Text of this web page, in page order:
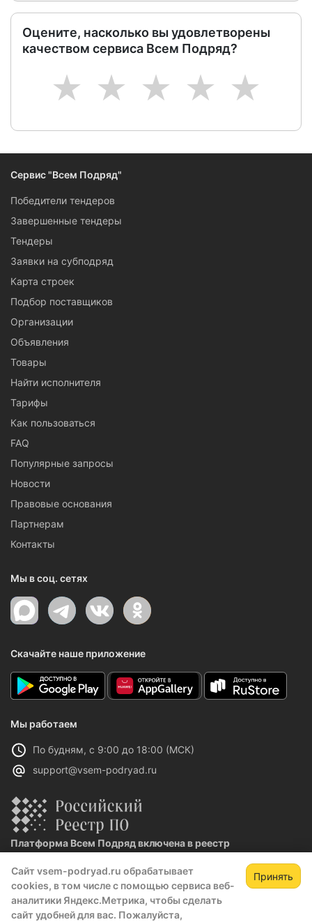
Сайт vsem-podryad.ru обрабатывает
cookies, в том числе с помощью сервиса веб-
аналитики Яндекс.Метрика, чтобы сделать
сайт удобней для вас. Пожалуйста,
Принять
Оцените, насколько вы удовлетворены
качеством сервиса Всем Подряд?
5
4
3
2
1
Сервис "Всем Подряд"
Победители тендеров
Завершенные тендеры
Тендеры
Заявки на субподряд
Карта строек
Подбор поставщиков
Организации
Объявления
Товары
Найти исполнителя
Тарифы
Как пользоваться
FAQ
Популярные запросы
Новости
Правовые основания
Партнерам
Контакты
Мы в соц. сетях
Скачайте наше приложение
Мы работаем
По будням, с 9:00 до 18:00 (МСК)
support@vsem-podryad.ru
Платформа Всем Подряд включена в реестр
Реестровая запись №32021 от 06.02.2026